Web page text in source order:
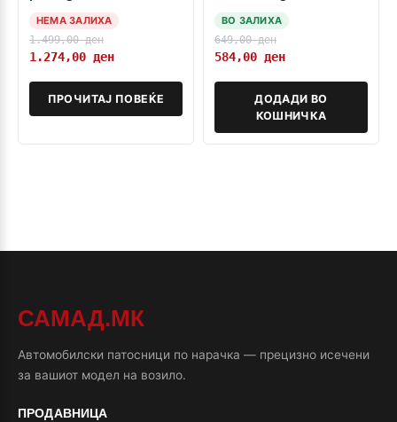
НЕМА ЗАЛИХА
1.499,00ден
1.274,00 ден
ПРОЧИТАЈ ПОВЕЌЕ
ВО ЗАЛИХА
649,00ден
584,00 ден
ДОДАДИ ВО
КОШНИЧКА
САМАД.МК
Автомобилски патосници по нарачка — прецизно исечени
за вашиот модел на возило.
ПРОДАВНИЦА